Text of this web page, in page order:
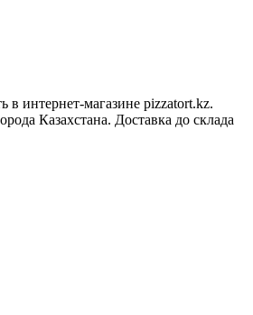
в интернет-магазине pizzatort.kz.
Казахстана. Доставка до склада